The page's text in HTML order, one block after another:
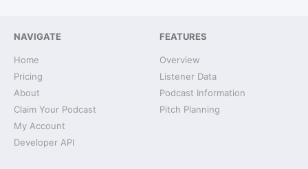
NAVIGATE
Home
Pricing
About
Claim Your Podcast
My Account
Developer API
FEATURES
Overview
Listener Data
Podcast Information
Pitch Planning